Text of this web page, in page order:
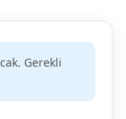
Gerekli